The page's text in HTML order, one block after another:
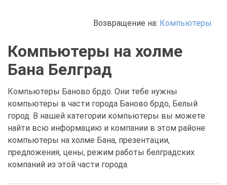
Возвращение на: Компьютеры
Компьютеры на холме
Бана Белград
Компьютеры Баново брдо. Они тебе нужны
компьютеры в части города Баново брдо, Белый
город. В нашей категории компьютеры вы можете
найти всю информацию и компании в этом районе
компьютеры на холме Бана, презентации,
предложения, цены, режим работы белградских
компаний из этой части города.